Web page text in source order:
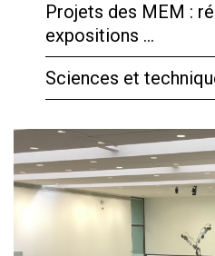
Projets des MEM :
expositions …
Sciences et